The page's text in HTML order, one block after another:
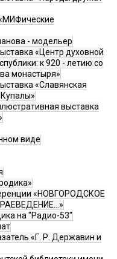
- модельер
«Центр духовной
к 920 - летию со
монастыря»
«Славянская
выставка
виде
«НОВГОРОДСКОЕ
на "Радио-53"
«Г. Р. Державин и